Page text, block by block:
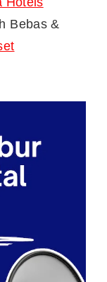
Bebas &